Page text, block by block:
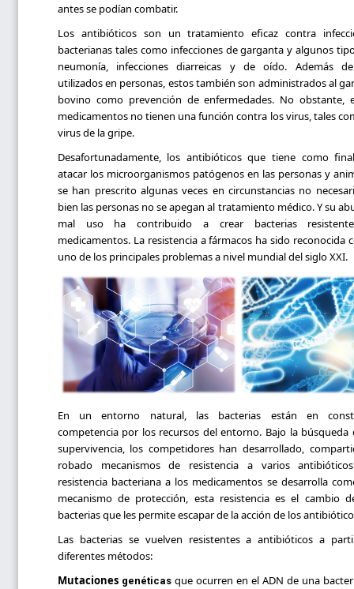
antes se podían combatir.
Los antibióticos son un tratamiento eficaz contra
bacterianas tales como infecciones de garganta y algunos
neumonía, infecciones diarreicas y de oído. Además
utilizados en personas, estos también son administrados al
bovino como prevención de enfermedades. No obstante,
medicamentos no tienen una función contra los virus, tales
virus de la gripe.
Desafortunadamente, los antibióticos que tiene como
atacar los microorganismos patógenos en las personas y
se han prescrito algunas veces en circunstancias no
bien las personas no se apegan al tratamiento médico. Y su
mal uso ha contribuido a crear bacterias
medicamentos. La resistencia a fármacos ha sido reconocida
uno de los principales problemas a nivel mundial del siglo XXI.
En un entorno natural, las bacterias están en
competencia por los recursos del entorno. Bajo la búsqueda
supervivencia, los competidores han desarrollado,
robado mecanismos de resistencia a varios
resistencia bacteriana a los medicamentos se desarrolla
mecanismo de protección, esta resistencia es el cambio
bacterias que les permite escapar de la acción de los
Las bacterias se vuelven resistentes a antibióticos a
diferentes métodos:
Mutaciones genéticasque ocurren en el ADN de una